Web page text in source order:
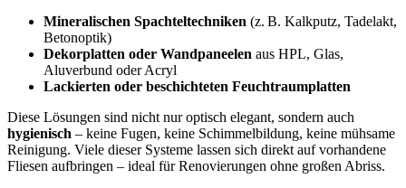
Mineralischen Spachteltechniken (z. B. Kalkputz, Tadelakt,
Betonoptik)
Dekorplatten oder Wandpaneelen aus HPL, Glas,
Aluverbund oder Acryl
Lackierten oder beschichteten Feuchtraumplatten
Diese Lösungen sind nicht nur optisch elegant, sondern auch
hygienisch – keine Fugen, keine Schimmelbildung, keine mühsame
Reinigung. Viele dieser Systeme lassen sich direkt auf vorhandene
Fliesen aufbringen – ideal für Renovierungen ohne großen Abriss.